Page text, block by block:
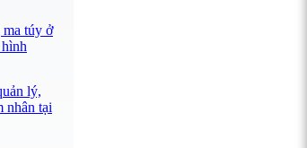
túy ở
lý,
nhân tại